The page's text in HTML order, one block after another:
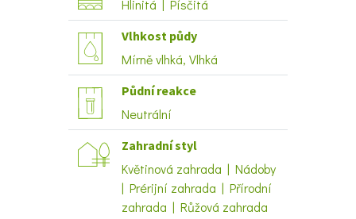
Hlinitá | Písčitá
Vlhkost půdy
Mírně vlhká, Vlhká
Půdní reakce
Neutrální
Zahradní styl
Květinová zahrada | Nádoby
| Prérijní zahrada | Přírodní
zahrada | Růžová zahrada